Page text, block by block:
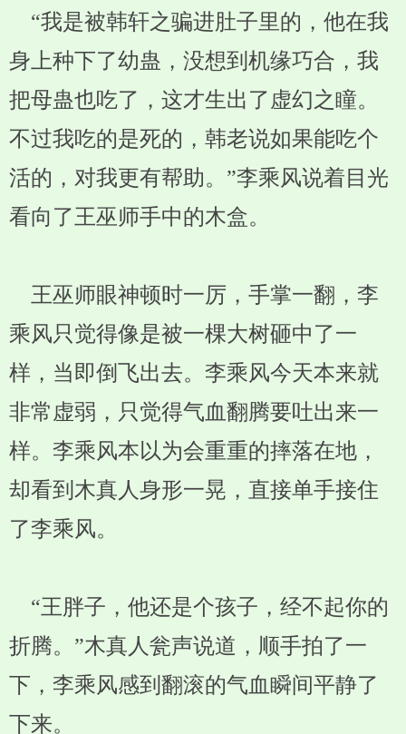
“我是被韩轩之骗进肚子里的，他在我
身上种下了幼蛊，没想到机缘巧合，我
把母蛊也吃了，这才生出了虚幻之瞳。
不过我吃的是死的，韩老说如果能吃个
活的，对我更有帮助。”李乘风说着目光
看向了王巫师手中的木盒。
王巫师眼神顿时一厉，手掌一翻，李
乘风只觉得像是被一棵大树砸中了一
样，当即倒飞出去。李乘风今天本来就
非常虚弱，只觉得气血翻腾要吐出来一
样。李乘风本以为会重重的摔落在地，
却看到木真人身形一晃，直接单手接住
了李乘风。
“王胖子，他还是个孩子，经不起你的
折腾。”木真人瓮声说道，顺手拍了一
下，李乘风感到翻滚的气血瞬间平静了
下来。